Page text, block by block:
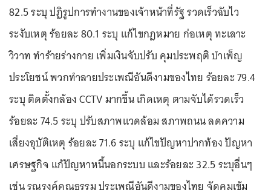
82.5 ระบุ ปฏิรูปการทำงานของเจ้าหน้าที่รัฐ รวดเร็วฉับไว
ระงับเหตุ ร้อยละ 80.1 ระบุ แก้ไขกฎหมาย ก่อเหตุ ทะเลาะ
วิวาท ทำร้ายร่างกาย เพิ่มเงินจับปรับ คุมประพฤติ บำเพ็ญ
ประโยชน์ พวกทำลายประเพณีอันดีงามของไทย ร้อยละ 79.4
ระบุ ติดตั้งกล้อง CCTV มากขึ้น เกิดเหตุ ตามจับได้รวดเร็ว
ร้อยละ 74.5 ระบุ ปรับสภาพแวดล้อม สภาพถนน ลดความ
เสี่ยงอุบัติเหตุ ร้อยละ 71.6 ระบุ แก้ไขปัญหาปากท้อง ปัญหา
เศรษฐกิจ แก้ปัญหาหนี้นอกระบบ และร้อยละ 32.5 ระบุอื่นๆ
เช่น รณรงค์คุณธรรม ประเพณีอันดีงามของไทย จัดคุมเข้ม